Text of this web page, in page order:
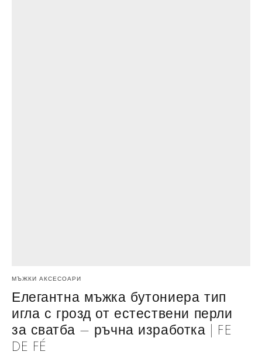
МЪЖКИ АКСЕСОАРИ
Елегантна мъжка бутониера тип
игла с грозд от естествени перли
за сватба – ръчна изработка | FE
DE FÉ